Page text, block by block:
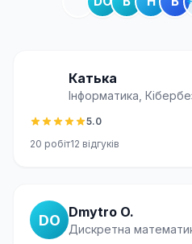
Катька
Інформатика,
5.0
20 робіт12 відгуків
DO Dmytro O.
Дискретна